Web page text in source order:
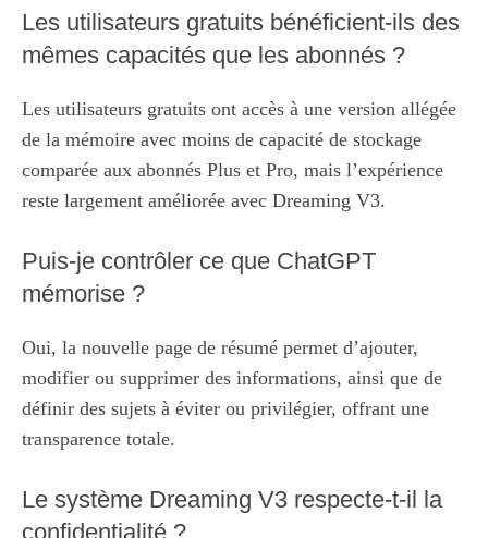
Les utilisateurs gratuits bénéficient-ils des
mêmes capacités que les abonnés ?
Les utilisateurs gratuits ont accès à une version allégée
de la mémoire avec moins de capacité de stockage
comparée aux abonnés Plus et Pro, mais l’expérience
reste largement améliorée avec Dreaming V3.
Puis-je contrôler ce que ChatGPT
mémorise ?
Oui, la nouvelle page de résumé permet d’ajouter,
modifier ou supprimer des informations, ainsi que de
définir des sujets à éviter ou privilégier, offrant une
transparence totale.
Le système Dreaming V3 respecte-t-il la
confidentialité ?